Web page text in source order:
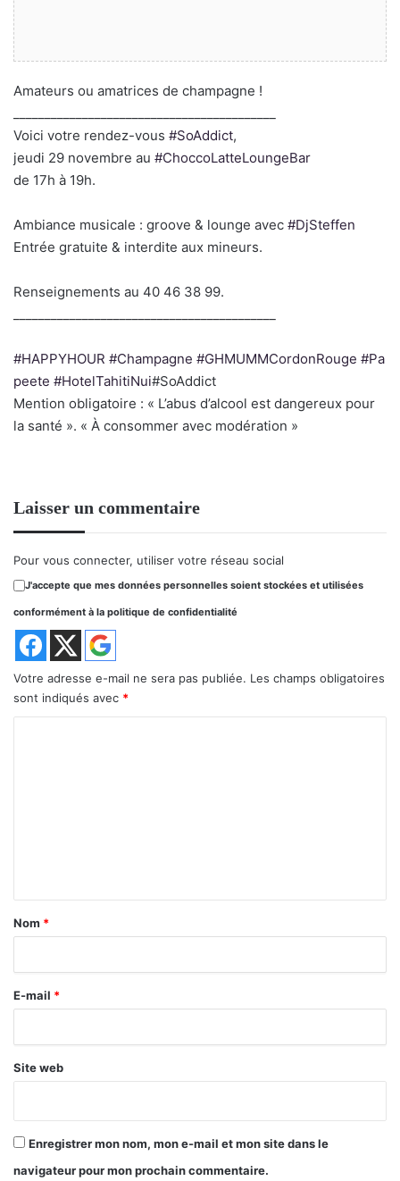
Amateurs ou amatrices de champagne !
Voici votre rendez-vous #SoAddict,
jeudi 29 novembre au #ChoccoLatteLoungeBar
de 17h à 19h.
Ambiance musicale : groove & lounge avec #DjSteffen
Entrée gratuite & interdite aux mineurs.
Renseignements au 40 46 38 99.
#HAPPYHOUR #Champagne #GHMUMMCordonRouge #Pa
peete #HotelTahitiNui#SoAddict
Mention obligatoire : « L’abus d’alcool est dangereux pour
la santé ». « À consommer avec modération »
Laisser un commentaire
Pour vous connecter, utiliser votre réseau social
J'accepte que mes données personnelles soient stockées et utilisées
conformément à la politique de confidentialité
Votre adresse e-mail ne sera pas publiée. Les champs obligatoires
sont indiqués avec *
a
r
e
Nom *
E-mail *
Site web
Enregistrer mon nom, mon e-mail et mon site dans le
navigateur pour mon prochain commentaire.